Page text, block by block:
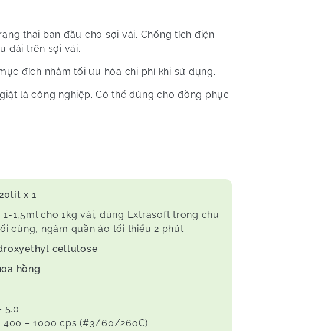
thái ban đầu cho sợi vải. Chống tích điện
dài trên sợi vải.
đích nhằm tối ưu hóa chi phí khi sử dụng.
là công nghiệp. Có thể dùng cho đồng phục
x 1
1-1,5ml cho 1kg vải, dùng Extrasoft trong chu
cùng, ngâm quần áo tối thiểu 2 phút.
cellulose
hồng
5.0
400 – 1000 cps (#3/60/26oC)